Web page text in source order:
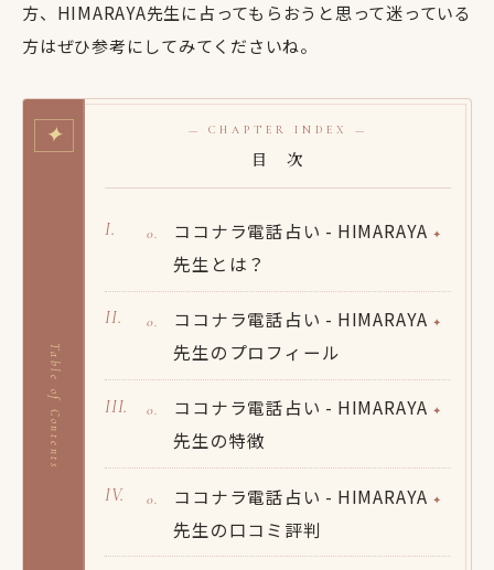
方、HIMARAYA先生に占ってもらおうと思って迷っている
方はぜひ参考にしてみてくださいね。
✦
Table of Contents
— CHAPTER INDEX —
目 次
ココナラ電話占い - HIMARAYA
先生とは？
ココナラ電話占い - HIMARAYA
先生のプロフィール
ココナラ電話占い - HIMARAYA
先生の特徴
ココナラ電話占い - HIMARAYA
先生の口コミ評判